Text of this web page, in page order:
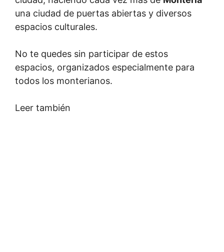
una ciudad de puertas abiertas y diversos
espacios culturales.
No te quedes sin participar de estos
espacios, organizados especialmente para
todos los monterianos.
Leer también